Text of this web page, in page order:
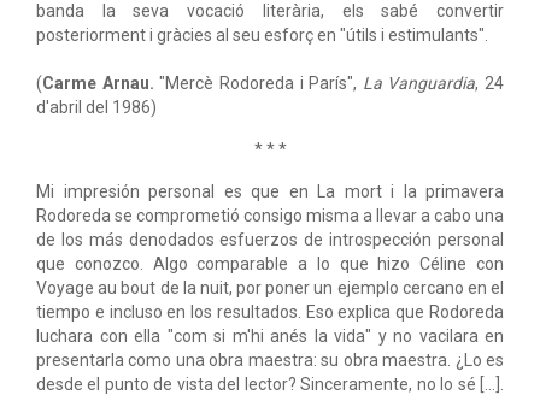
banda la seva vocació literària, els sabé convertir
posteriorment i gràcies al seu esforç en "útils i estimulants".
(Carme Arnau. "Mercè Rodoreda i París", La Vanguardia, 24
d'abril del 1986)
* * *
Mi impresión personal es que en La mort i la primavera
Rodoreda se comprometió consigo misma a llevar a cabo una
de los más denodados esfuerzos de introspección personal
que conozco. Algo comparable a lo que hizo Céline con
Voyage au bout de la nuit, por poner un ejemplo cercano en el
tiempo e incluso en los resultados. Eso explica que Rodoreda
luchara con ella "com si m'hi anés la vida" y no vacilara en
presentarla como una obra maestra: su obra maestra. ¿Lo es
desde el punto de vista del lector? Sinceramente, no lo sé [...].